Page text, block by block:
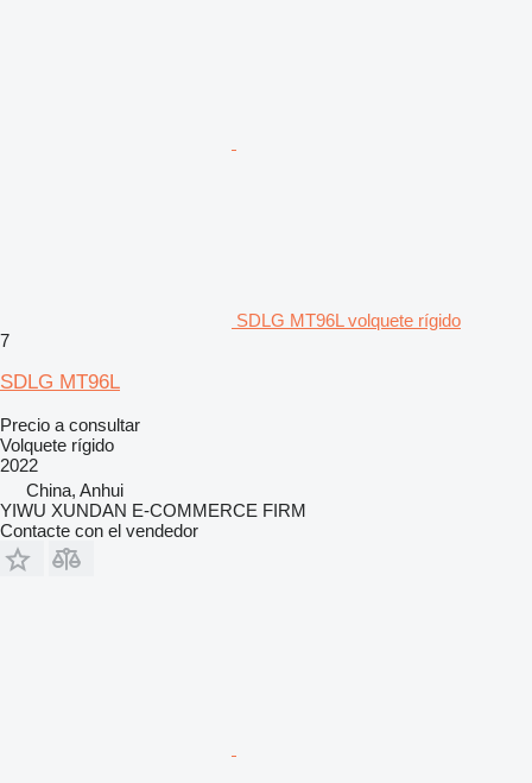
SDLG MT96L volquete rígido
7
SDLG MT96L
Precio a consultar
Volquete rígido
2022
China, Anhui
YIWU XUNDAN E-COMMERCE FIRM
Contacte con el vendedor